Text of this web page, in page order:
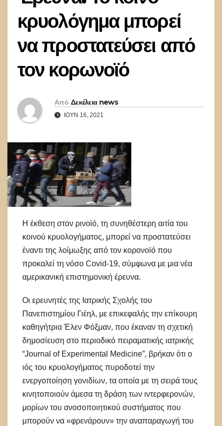
κρυολόγημα μπορεί
να προστατεύσει από
τον κορωνοϊό
Από Δεκέλεια news
ΙΟΎΝ 16, 2021
H έκθεση στον ρινοϊό, τη συνηθέστερη αιτία του
κοινού κρυολογήματος, μπορεί να προστατεύσει
έναντι της λοίμωξης από τον κορονοϊό που
προκαλεί τη νόσο Covid-19, σύμφωνα με μια νέα
αμερικανική επιστημονική έρευνα.
Οι ερευνητές της Ιατρικής Σχολής του
Πανεπιστημίου Γιέηλ, με επικεφαλής την επίκουρη
καθηγήτρια Έλεν Φόξμαν, που έκαναν τη σχετική
δημοσίευση στο περιοδικό πειραματικής ιατρικής
“Journal of Experimental Medicine”, βρήκαν ότι ο
ιός του κρυολογήματος πυροδοτεί την
ενεργοποίηση γονιδίων, τα οποία με τη σειρά τους
κινητοποιούν άμεσα τη δράση των ιντερφερονών,
μορίων του ανοσοποιητικού συστήματος που
μπορούν να «φρενάρουν» την αναπαραγωγή του